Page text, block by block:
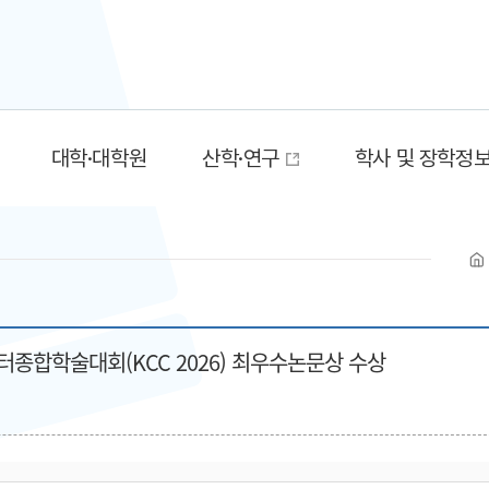
대학·대학원 산학·연구 학사 및 장학정
종합학술대회(KCC 2026) 최우수논문상 수상